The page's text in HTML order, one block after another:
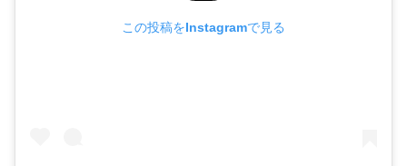
この投稿をInstagramで見る